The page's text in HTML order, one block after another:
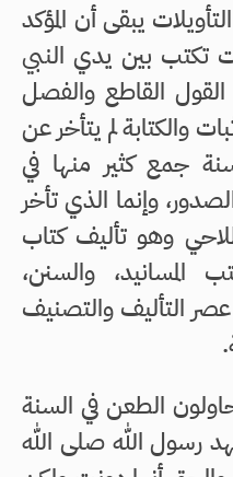
يبقى أن المؤكد
تكتب بين يدي النبي
القاطع والفصل
والكتابة لم يتأخر عن
جمع كثير منها في
وإنما الذي تأخر
وهو تأليف كتاب
والسنن،
التأليف والتصنيف
الطعن في السنة
رسول الله صلى الله